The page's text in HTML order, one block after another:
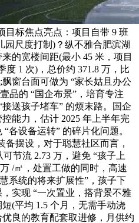
目标焦点亮点：项目自带 9 班
园尺度打制)？纵不雅合肥滨湖
的宽楼间距(最小 45 米，项目
度 1 次)，总价约 371.8 万，比
窗台面可做为 “家长姑且办公
品的 “国企布景”，培育专注
送孩子堵车” 的烦末路。国企
能力，估计 2025 年上半年完
各设备运转” 的碎片化问题。
备摆设，对于聪慧社区而言，
节流 2.73 万，避免 “孩子上
/㎡，处置工做的同时，高速
系统的将来扩展性”，孩子下
实现 “一次置业，搭背景不雅
(平均 1.5 个月，无需手动浇
良的教育配套取进修，月供约